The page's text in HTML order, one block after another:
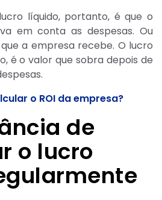
líquido, portanto, é que o
em conta as despesas. Ou
a empresa recebe. O lucro
é o valor que sobra depois de
o ROI da empresa?
de
o lucro